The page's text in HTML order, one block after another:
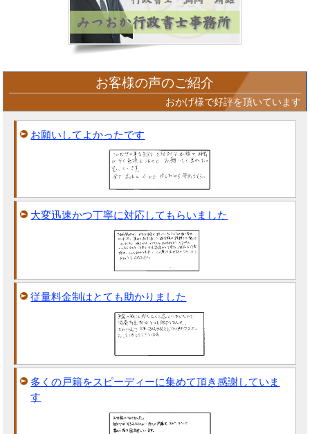
お客様の声のご紹介
おかげ様で好評を頂いています
お願いしてよかったです
大変迅速かつ丁寧に対応してもらいました
従量料金制はとても助かりました
多くの戸籍をスピーディーに集めて頂き感謝していま
す